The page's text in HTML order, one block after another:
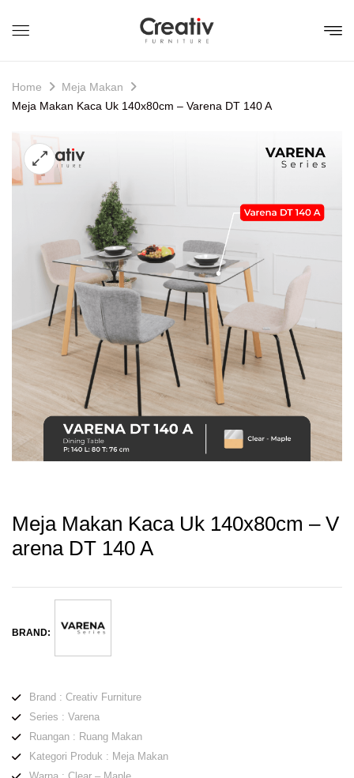
Home
Meja Makan
Meja Makan Kaca Uk 140x80cm – Varena DT 140 A
Meja Makan Kaca Uk 140x80cm – V
Arena DT 140 A
BRAND:
Brand : Creativ Furniture
Series : Varena
Ruangan : Ruang Makan
Kategori Produk : Meja Makan